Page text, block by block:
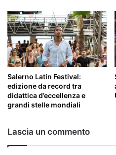
Salerno Latin Festival:
edizione da record tra
didattica d’eccellenza e
grandi stelle mondiali
Lascia un commento